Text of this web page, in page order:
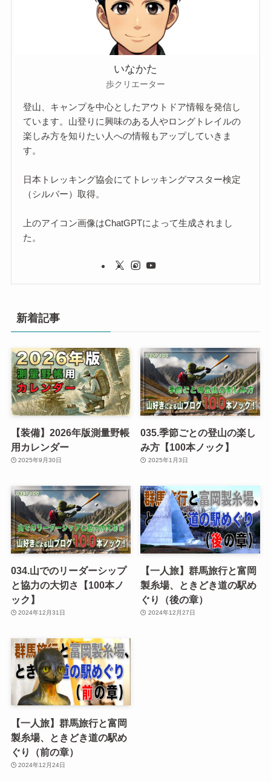
いなかた
歩クリエーター
登山、キャンプを中心としたアウトドア情報を発信し
ています。山登りに興味のある人やロングトレイルの
楽しみ方を知りたい人への情報もアップしていきま
す。
日本トレッキング協会にてトレッキングマスター検定
（シルバー）取得。
上のアイコン画像はChatGPTによって生成されまし
た。
新着記事
【装備】2026年版測量野帳
用カレンダー
2025年9月30日
035.季節ごとの登山の楽し
み方【100本ノック】
2025年1月3日
034.山でのリーダーシップ
と協力の大切さ【100本ノ
ック】
2024年12月31日
【一人旅】群馬旅行と富岡
製糸場、ときどき道の駅め
ぐり（後の章）
2024年12月27日
【一人旅】群馬旅行と富岡
製糸場、ときどき道の駅め
ぐり（前の章）
2024年12月24日